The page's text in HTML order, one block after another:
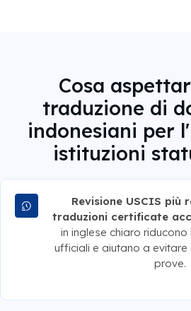
Cosa
traduzione di
indonesiani per
istituzioni
Revisione USCIS più
traduzioni certificate
in inglese chiaro
ufficiali e aiutano a evitare
prove.